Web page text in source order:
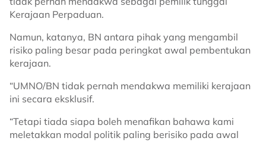
Kerajaan Perpaduan.
Namun, katanya, BN antara pihak yang mengambil
risiko paling besar pada peringkat awal pembentukan
kerajaan.
“UMNO/BN tidak pernah mendakwa memiliki kerajaan
ini secara eksklusif.
“Tetapi tiada siapa boleh menafikan bahawa kami
meletakkan modal politik paling berisiko pada awal